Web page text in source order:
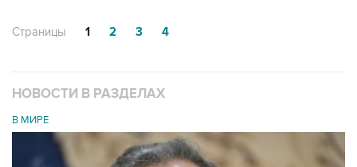
Страницы 1 2 3 4
НОВОСТИ В РАЗДЕЛАХ
В МИРЕ